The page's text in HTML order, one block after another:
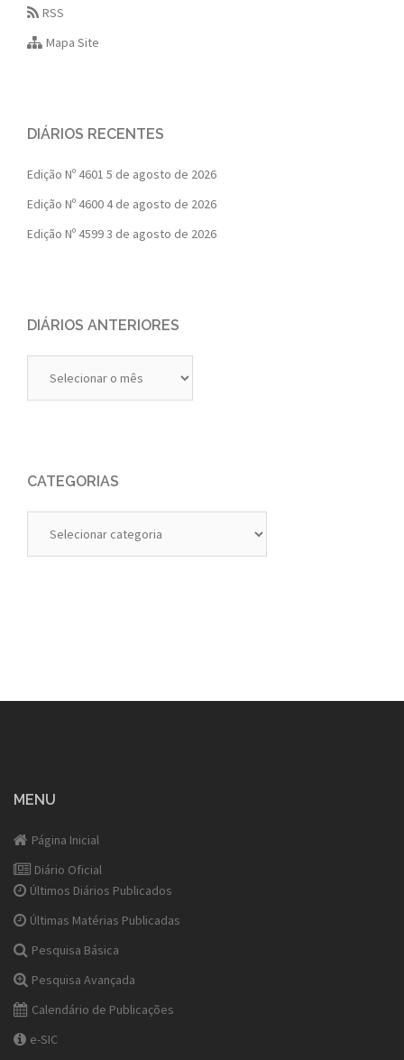
RSS
Mapa Site
DIÁRIOS RECENTES
Edição Nº 4601 5 de agosto de 2026
Edição Nº 4600 4 de agosto de 2026
Edição Nº 45993 de agosto de 2026
DIÁRIOS ANTERIORES
Anteriores
CATEGORIAS
MENU
Página Inicial
Diário Oficial
Últimos Diários Publicados
Últimas Matérias Publicadas
Pesquisa Básica
Pesquisa Avançada
Calendário de Publicações
e-SIC